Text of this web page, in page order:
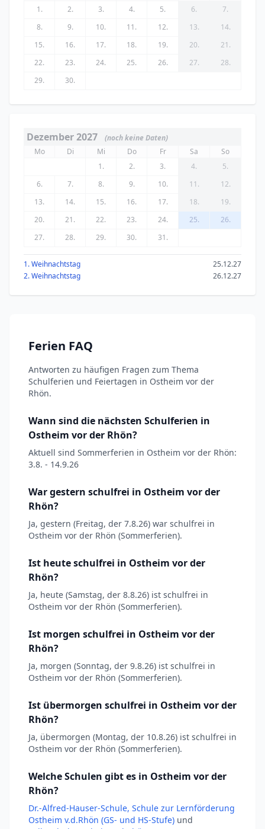
1.
2. 3. 4. 5. 6.
7.
8.
9. 10. 11. 12. 13.
14.
15.
16. 17. 18. 19. 20.
21.
22.
23. 24. 25. 26. 27.
28.
29.
30.
Dezember 2027
(noch keine Daten)
Mo
Di Mi Do Fr Sa
So
1.
2. 3. 4.
5.
6.
7. 8. 9. 10. 11.
12.
13.
14. 15. 16. 17. 18.
19.
20.
21. 22. 23. 24. 25.
26.
27.
28. 29. 30. 31.
1. Weihnachtstag
25.12.27
2. Weihnachtstag
26.12.27
Ferien FAQ
Antworten zu häufigen Fragen zum Thema
Schulferien und Feiertagen in Ostheim vor der
Rhön.
Wann sind die nächsten Schulferien in
Ostheim vor der Rhön?
Aktuell sind Sommerferien in Ostheim vor der Rhön:
3.8. - 14.9.26
War gestern schulfrei in Ostheim vor der
Rhön?
Ja, gestern (Freitag, der 7.8.26) war schulfrei in
Ostheim vor der Rhön (Sommerferien).
Ist heute schulfrei in Ostheim vor der
Rhön?
Ja, heute (Samstag, der 8.8.26) ist schulfrei in
Ostheim vor der Rhön (Sommerferien).
Ist morgen schulfrei in Ostheim vor der
Rhön?
Ja, morgen (Sonntag, der 9.8.26) ist schulfrei in
Ostheim vor der Rhön (Sommerferien).
Ist übermorgen schulfrei in Ostheim vor der
Rhön?
Ja, übermorgen (Montag, der 10.8.26) ist schulfrei in
Ostheim vor der Rhön (Sommerferien).
Welche Schulen gibt es in Ostheim vor der
Rhön?
Dr.-Alfred-Hauser-Schule, Schule zur Lernförderung
Ostheim v.d.Rhön (GS- und HS-Stufe) und